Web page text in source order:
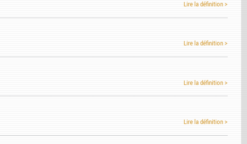
Lire la définition >
Lire la définition >
Lire la définition >
Lire la définition >